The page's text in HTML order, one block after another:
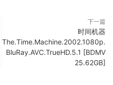
下一篇
时间机器
The.Time.Machine.2002.1080p.
BluRay.AVC.TrueHD.5.1 [BDMV
25.62GB]